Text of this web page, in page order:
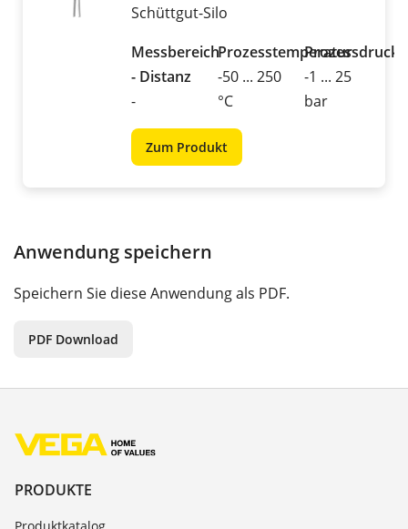
Schüttgut-Silo
Messbereich
- Distanz
-
Prozesstemperatur
-50 ... 250
°C
Prozessdruck
-1 ... 25
bar
Zum Produkt
Anwendung speichern
Speichern Sie diese Anwendung als PDF.
PDF Download
PRODUKTE
Produktkatalog